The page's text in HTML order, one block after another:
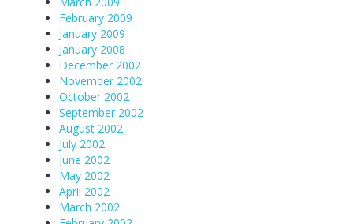
February 2009
January 2009
January 2008
December 2002
November 2002
October 2002
September 2002
August 2002
July 2002
June 2002
May 2002
April 2002
March 2002